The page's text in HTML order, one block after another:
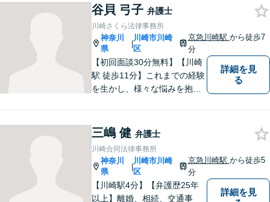
皆様が小さな違和感一つをも
覚えることなく、心からの笑
顔とともに生活できる社会を
つくれるよう尽力いたしま
す。
谷貝 弓子 弁護士
川崎さくら法律事務所
神奈川
県
|
川崎市川崎
区
京急川崎駅 から徒歩7
分
【初回面談30分無料】【川崎
駅 徒歩11分】これまでの経験
を生かし、様々な悩みを抱え
方々が笑顔を取り戻せるよ
う、精一杯お手伝いさせてい
ただきます。
詳細を見
る
三嶋 健 弁護士
川崎合同法律事務所
神奈川
県
|
川崎市川崎
区
京急川崎駅 から徒歩5
分
【川崎駅4分】【弁護歴25年
以上】離婚、相続、交通事
詳細を見